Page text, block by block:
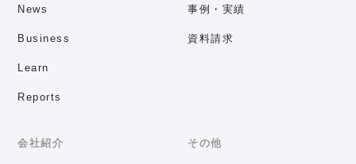
News
Business
Learn
Reports
事例・実績
資料請求
会社紹介 その他